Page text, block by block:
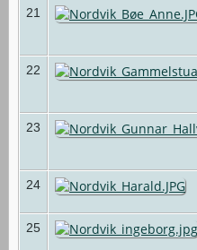
21
22
23
24
25